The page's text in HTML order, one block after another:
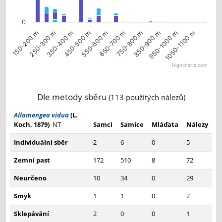
150-200 m250-300 m350-400 m450-500 m550-600 m650-700 m750-800 m850-900 m950-1000 m1050-1100 m
0
Highcharts.com
Dle metody sběru (113 použitých nálezů)
Allomengea vidua(L.
Koch, 1879) NT Samci Samice Mláďata
Nálezy
Individuální sběr
2 6 0
5
Zemní past
172 510 8
72
Neurčeno
10 34 0
29
Smyk
1 1 0
2
Sklepávání
2 0 0 1